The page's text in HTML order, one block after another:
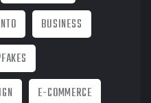
BUSINESS
E-COMMERCE